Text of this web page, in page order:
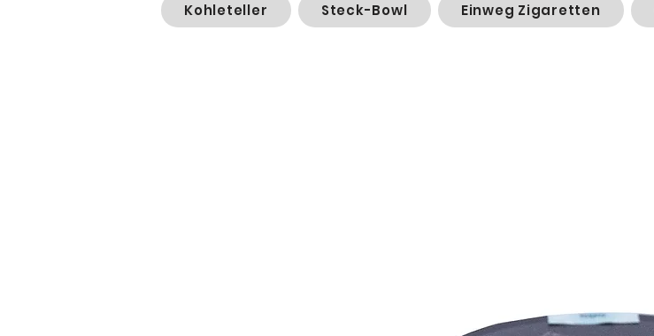
Kohleteller Steck-Bowl Einweg Zigaretten